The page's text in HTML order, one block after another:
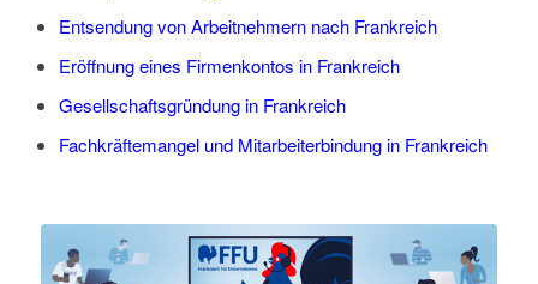
Entsendung von Arbeitnehmern nach Frankreich
Eröffnung eines Firmenkontos in Frankreich
Gesellschaftsgründung in Frankreich
Fachkräftemangel und Mitarbeiterbindung in Frankreich